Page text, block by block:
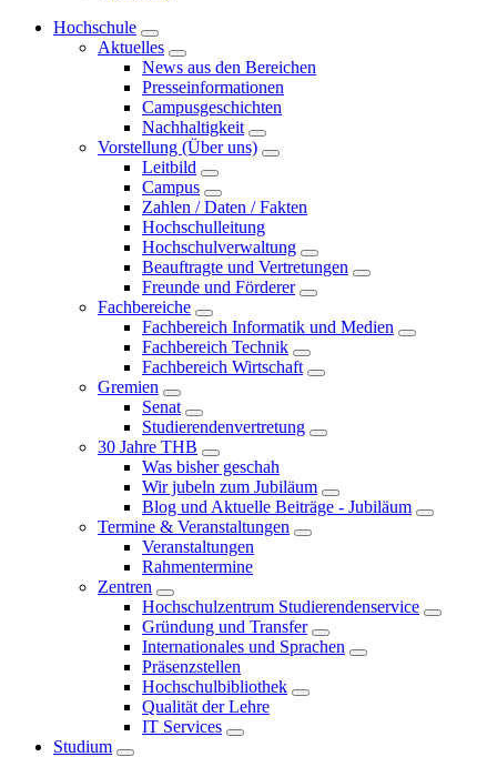
Hochschule
Aktuelles
News aus den Bereichen
Presseinformationen
Campusgeschichten
Nachhaltigkeit
Vorstellung (Über uns)
Leitbild
Campus
Zahlen / Daten / Fakten
Hochschulleitung
Hochschulverwaltung
Beauftragte und Vertretungen
Freunde und Förderer
Fachbereiche
Fachbereich Informatik und Medien
Fachbereich Technik
Fachbereich Wirtschaft
Gremien
Senat
Studierendenvertretung
30 Jahre THB
Was bisher geschah
Wir jubeln zum Jubiläum
Blog und Aktuelle Beiträge - Jubiläum
Termine & Veranstaltungen
Veranstaltungen
Rahmentermine
Zentren
Hochschulzentrum Studierendenservice
Gründung und Transfer
Internationales und Sprachen
Präsenzstellen
Hochschulbibliothek
Qualität der Lehre
IT Services
Studium